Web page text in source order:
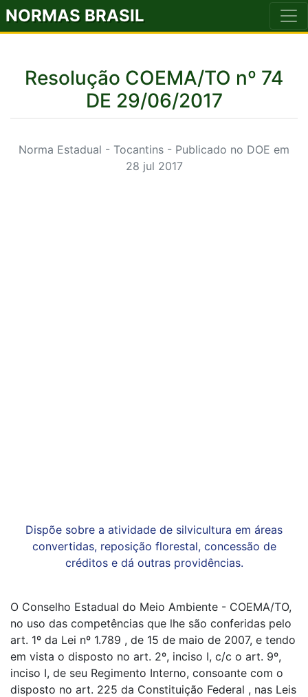
NORMAS BRASIL
Resolução COEMA/TO nº 74
DE 29/06/2017
Norma Estadual - Tocantins - Publicado no DOE em
28 jul 2017
Dispõe sobre a atividade de silvicultura em áreas
convertidas, reposição florestal, concessão de
créditos e dá outras providências.
O Conselho Estadual do Meio Ambiente - COEMA/TO,
no uso das competências que lhe são conferidas pelo
art. 1º da Lei nº 1.789 , de 15 de maio de 2007, e tendo
em vista o disposto no art. 2º, inciso I, c/c o art. 9º,
inciso I, de seu Regimento Interno, consoante com o
disposto no art. 225 da Constituição Federal , nas Leis